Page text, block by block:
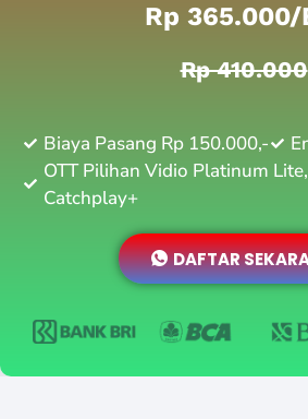
Rp
Rp 410.000
Biaya Pasang Rp 150.000,-
OTT Pilihan Vidio Platinum
Catchplay+
DAFTAR